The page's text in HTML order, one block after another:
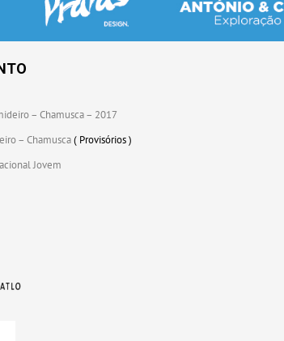
– Chamusca – 2017
– Chamusca( Provisórios )
Jovem